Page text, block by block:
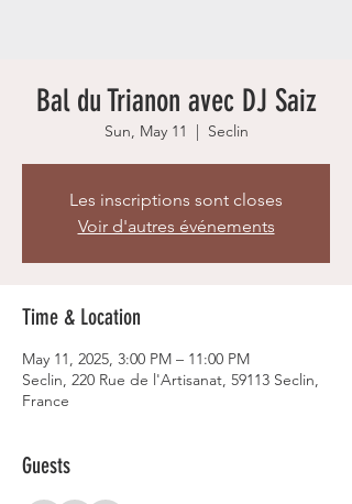
Bal du Trianon avec DJ Saiz
Sun, May 11
  |
Seclin
Les inscriptions sont closes
Voir d'autres événements
Time & Location
May 11, 2025, 3:00 PM – 11:00 PM
Seclin, 220 Rue de l'Artisanat, 59113 Seclin,
France
Guests